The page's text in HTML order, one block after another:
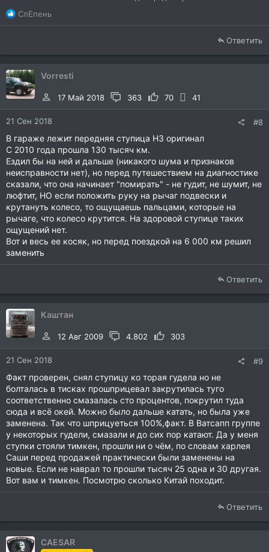
Р
е
ц
и
:
СлЕпень
Ответить
Vorresti
17 Май 2018 363 70 41
21 Сен 2018 #8
В гараже лежит передняя ступица H3 оригинал
С 2010 года прошла 130 тысяч км.
Ездил бы на ней и дальше (никакого шума и признаков
неисправности нет), но перед путешествием на диагностике
сказали, что она начинает "помирать" - не гудит, не шумит, не
люфтит, НО если положить руку на рычаг подвески и
крутануть колесо, то ощущаешь пальцами, которые на
рычаге, что колесо крутится. На здоровой ступице таких
ощущений нет.
Вот и весь ее косяк, но перед поездкой на 6 000 км решил
заменить
Ответить
Каштан
12 Авг 2009 4.802 303
21 Сен 2018 #9
Факт проверен, снял ступицу ко торая гудела но не
болталась в тисках прошприцевал закрутилась туго
соответственно смазалась сто процентов, покрутил туда
сюда и всё окей. Можно было дальше катать, но была уже
заменена. Так что шприцуеться 100%,факт. В Ватсапп группе
у некоторых гудели, смазали и до сих пор катают. Да у меня
ступки стояли тимкен, прошли ни о чём, по словам харлея
Саши перед продажей практически были заменены на
новые. Если не наврал то прошли тысяч 25 одна и 30 другая.
Вот вам и тимкен. Посмотрю сколько Китай походит.
Ответить
CAESAR